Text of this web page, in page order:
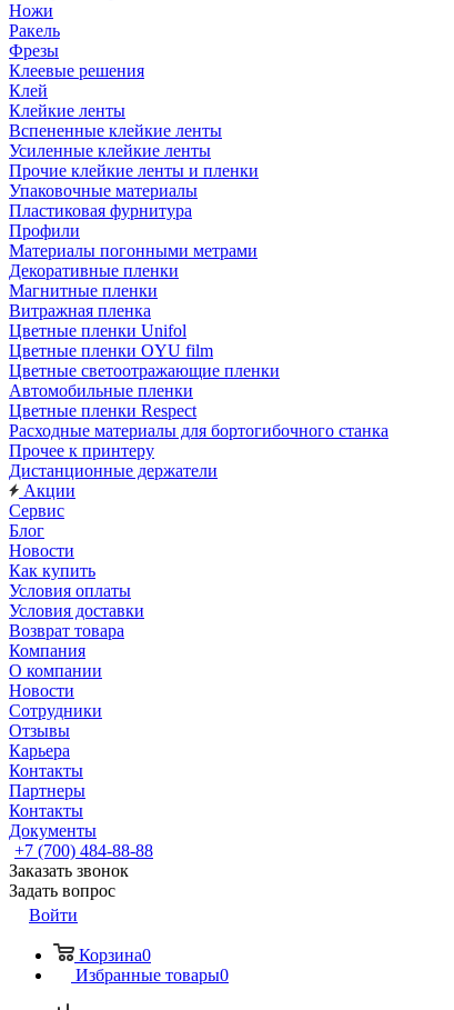
Ножи
Ракель
Фрезы
Клеевые решения
Клей
Клейкие ленты
Вспененные клейкие ленты
Усиленные клейкие ленты
Прочие клейкие ленты и пленки
Упаковочные материалы
Пластиковая фурнитура
Профили
Материалы погонными метрами
Декоративные пленки
Магнитные пленки
Витражная пленка
Цветные пленки Unifol
Цветные пленки OYU film
Цветные светоотражающие пленки
Автомобильные пленки
Цветные пленки Respect
Расходные материалы для бортогибочного станка
Прочее к принтеру
Дистанционные держатели
Акции
Сервис
Блог
Новости
Как купить
Условия оплаты
Условия доставки
Возврат товара
Компания
О компании
Новости
Сотрудники
Отзывы
Карьера
Контакты
Партнеры
Контакты
Документы
+7 (700) 484-88-88
Заказать звонок
Задать вопрос
Войти
Корзина0
Избранные товары0